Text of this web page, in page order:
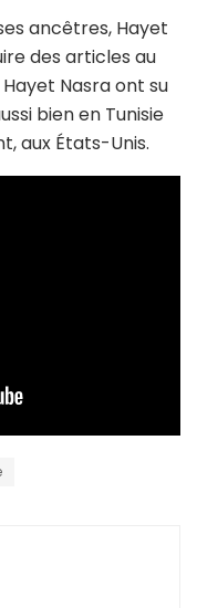
ancêtres, Hayet
des articles au
Nasra ont su
bien en Tunisie
aux États-Unis.